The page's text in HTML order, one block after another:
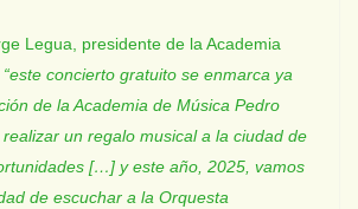
Legua, presidente de la Academia
“este concierto gratuito se enmarca ya
de la Academia de Música Pedro
un regalo musical a la ciudad de
[…] y este año, 2025, vamos
de escuchar a la Orquesta